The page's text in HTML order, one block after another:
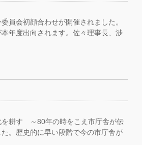
員会初顔合わせが開催されました。
年度出向されます。佐々理事長、渉
を耕す ～80年の時をこえ市庁舎が伝
。歴史的に早い段階で今の市庁舎が